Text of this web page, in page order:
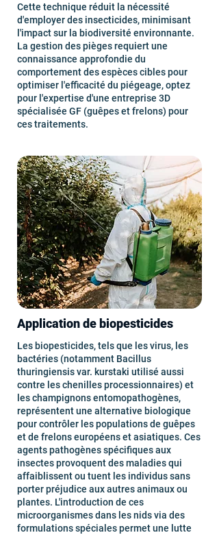
Cette technique réduit la nécessité
d'employer des insecticides, minimisant
l'impact sur la biodiversité environnante.
La gestion des pièges requiert une
connaissance approfondie du
comportement des espèces cibles pour
optimiser l'efficacité du piégeage, optez
pour l'expertise d'une entreprise 3D
spécialisée GF (guêpes et frelons) pour
ces traitements.
Application de biopesticides
Les biopesticides, tels que les virus, les
bactéries (notamment Bacillus
thuringiensis var. kurstaki utilisé aussi
contre les chenilles processionnaires) et
les champignons entomopathogènes,
représentent une alternative biologique
pour contrôler les populations de guêpes
et de frelons européens et asiatiques. Ces
agents pathogènes spécifiques aux
insectes provoquent des maladies qui
affaiblissent ou tuent les individus sans
porter préjudice aux autres animaux ou
plantes. L'introduction de ces
microorganismes dans les nids via des
formulations spéciales permet une lutte